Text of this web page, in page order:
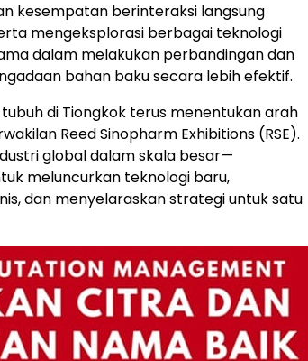
kesempatan berinteraksi langsung
mengeksplorasi berbagai teknologi
dalam melakukan perbandingan dan
bahan baku secara lebih efektif.
di Tiongkok terus menentukan arah
Reed Sinopharm Exhibitions (RSE).
global dalam skala besar—
meluncurkan teknologi baru,
dan menyelaraskan strategi untuk satu